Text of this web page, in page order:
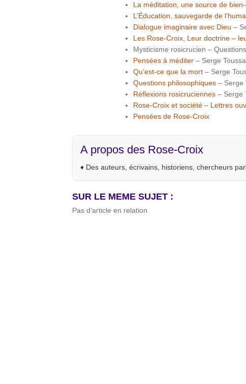
La méditation, une source de
L’Éducation, sauvegarde de
Dialogue imaginaire avec Dieu –
Les Rose-Croix, Leur doctrine –
Mysticisme rosicrucien –
Pensées à méditer – Serge
Qu’est-ce que la mort – Serge
Questions philosophiques – Serge
Réflexions rosicruciennes – Serge
Rose-Croix et société – Lettres
Pensées de Rose-Croix
A propos des Rose-Croix
♦ Des auteurs, écrivains, historiens, chercheurs
SUR LE MEME SUJET :
Pas d'article en relation